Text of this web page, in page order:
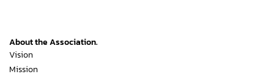
About the Association.
Vision
Mission